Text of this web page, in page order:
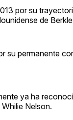
por su
de
su permanente
ya ha
Nelson.